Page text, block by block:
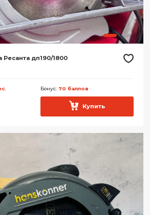
дп190/1800
Бонус: 70 баллов
Купить